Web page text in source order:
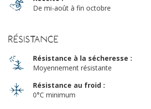
De mi-août à fin octobre
Résistance
Résistance à la sécheresse :
Moyennement résistante
Résistance au froid :
0°C minimum